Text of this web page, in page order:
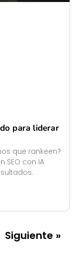
para liderar
que rankeen?
con IA
Siguiente »